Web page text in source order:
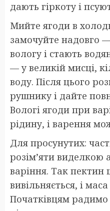
дають гіркоту і
Мийте ягоди в
замочуйте надовго
вологу і стають
— у великій мисці,
воду. Після цього
рушнику і дайте
Вологі ягоди при
рідину, і варення
Для просунутих:
розім’яти
варіння. Так
вивільняється, і
Початківцям